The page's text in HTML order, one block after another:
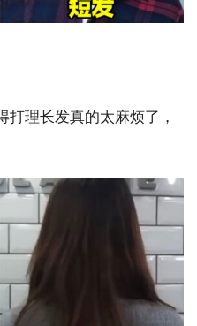
理长发真的太麻烦了，